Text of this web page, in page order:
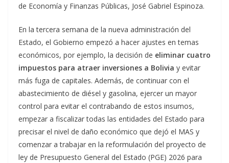
de Economía y Finanzas Públicas, José Gabriel Espinoza.
En la tercera semana de la nueva administración del
Estado, el Gobierno empezó a hacer ajustes en temas
económicos, por ejemplo, la decisión de eliminar cuatro
impuestos para atraer inversiones a Bolivia y evitar
más fuga de capitales. Además, de continuar con el
abastecimiento de diésel y gasolina, ejercer un mayor
control para evitar el contrabando de estos insumos,
empezar a fiscalizar todas las entidades del Estado para
precisar el nivel de daño económico que dejó el MAS y
comenzar a trabajar en la reformulación del proyecto de
ley de Presupuesto General del Estado (PGE) 2026 para